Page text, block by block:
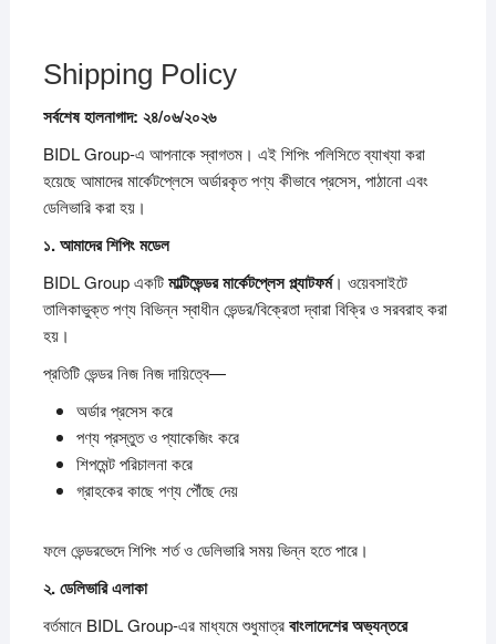
Shipping Policy
সর্বশেষহালনাগাদ: ২৪/০৬/২০২৬
BIDL Group-এ আপনাকে স্বাগতম। এই শিপিং পলিসিতে ব্যাখ্যা করা
হয়েছে আমাদের মার্কেটপ্লেসে অর্ডারকৃত পণ্য কীভাবে প্রসেস, পাঠানো এবং
ডেলিভারি করা হয়।
১.আমাদেরশিপিংমডেল
BIDL Group একটিমাল্টিভেন্ডরমার্কেটপ্লেসপ্ল্যাটফর্ম। ওয়েবসাইটে
তালিকাভুক্ত পণ্য বিভিন্ন স্বাধীন ভেন্ডর/বিক্রেতা দ্বারা বিক্রি ও সরবরাহ করা
হয়।
প্রতিটি ভেন্ডর নিজ নিজ দায়িত্বে—
অর্ডার প্রসেস করে
পণ্য প্রস্তুত ও প্যাকেজিং করে
শিপমেন্ট পরিচালনা করে
গ্রাহকের কাছে পণ্য পৌঁছে দেয়
ফলে ভেন্ডরভেদে শিপিং শর্ত ও ডেলিভারি সময় ভিন্ন হতে পারে।
২.ডেলিভারিএলাকা
বর্তমানে BIDL Group-এর মাধ্যমে শুধুমাত্রবাংলাদেশেরঅভ্যন্তরে